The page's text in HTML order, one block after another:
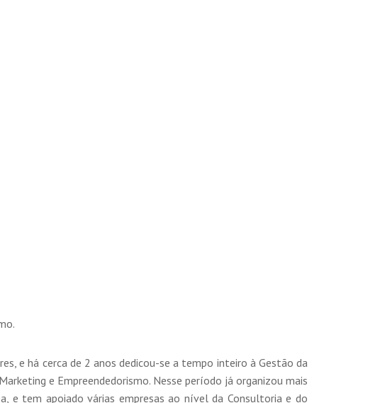
e há cerca de 2 anos dedicou-se a tempo inteiro à Gestão da
e Empreendedorismo. Nesse período já organizou mais
e tem apoiado várias empresas ao nível da Consultoria e do